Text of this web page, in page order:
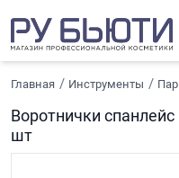
Главная Инструменты
Воротнички
шт